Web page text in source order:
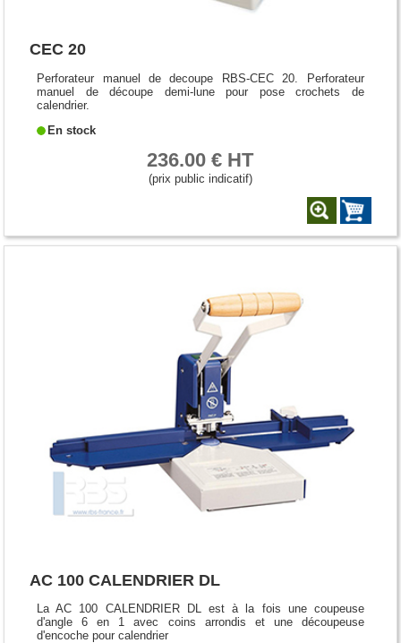
CEC 20
Perforateur manuel de decoupe RBS-CEC 20. Perforateur
manuel de découpe demi-lune pour pose crochets de
calendrier.
En stock
236.00 € HT
(prix public indicatif)
AC 100 CALENDRIER DL
La AC 100 CALENDRIER DL est à la fois une coupeuse
d'angle 6 en 1 avec coins arrondis et une découpeuse
d'encoche pour calendrier